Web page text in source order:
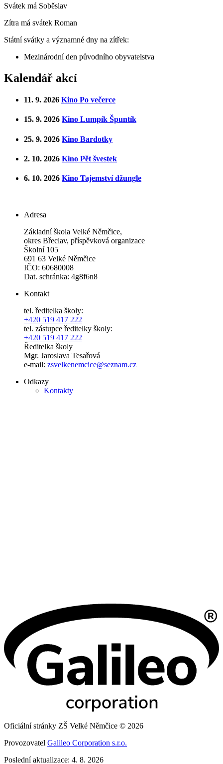
Svátek má Soběslav
Zítra má svátek Roman
Státní svátky a významné dny na zítřek:
Mezinárodní den původního obyvatelstva
Kalendář akcí
11. 9. 2026 Kino Po večerce
15. 9. 2026 Kino Lumpík Špuntík
25. 9. 2026 Kino Bardotky
2. 10. 2026 Kino Pět švestek
6. 10. 2026 Kino Tajemství džungle
Adresa
Základní škola Velké Němčice,
okres Břeclav, příspěvková organizace
Školní 105
691 63 Velké Němčice
IČO: 60680008
Dat. schránka: 4g8f6n8
Kontakt
tel. ředitelka školy:
+420 519 417 222
tel. zástupce ředitelky školy:
+420 519 417 222
Ředitelka školy
Mgr. Jaroslava Tesařová
e-mail: zsvelkenemcice@seznam.cz
Odkazy
Kontakty
Oficiální stránky ZŠ Velké Němčice © 2026
Provozovatel Galileo Corporation s.r.o.
Poslední aktualizace: 4. 8. 2026